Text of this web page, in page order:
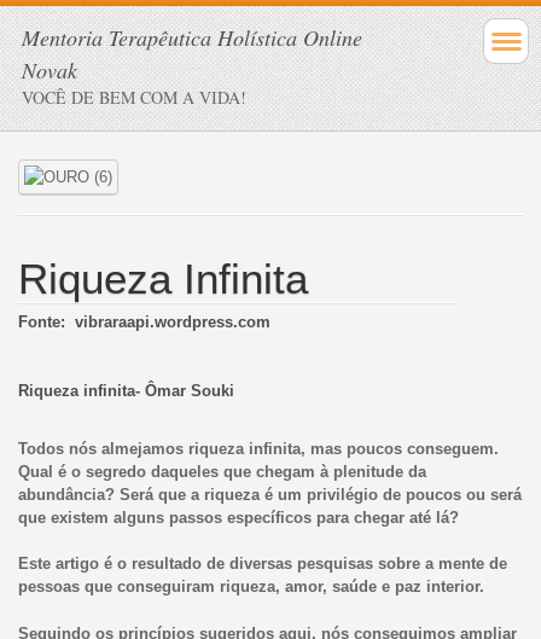
Mentoria Terapêutica Holística Online
Novak
VOCÊ DE BEM COM A VIDA!
Riqueza Infinita
Fonte: vibraraapi.wordpress.com
Riqueza infinita- Ômar Souki
Todos nós almejamos riqueza infinita, mas poucos conseguem.
Qual é o segredo daqueles que chegam à plenitude da
abundância? Será que a riqueza é um privilégio de poucos ou será
que existem alguns passos específicos para chegar até lá?
Este artigo é o resultado de diversas pesquisas sobre a mente de
pessoas que conseguiram riqueza, amor, saúde e paz interior.
Seguindo os princípios sugeridos aqui, nós conseguimos ampliar